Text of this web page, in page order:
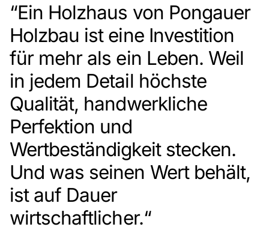
“Ein Holzhaus von Pongauer
Holzbau ist eine Investition
für mehr als ein Leben. Weil
in jedem Detail höchste
Qualität, handwerkliche
Perfektion und
Wertbeständigkeit stecken.
Und was seinen Wert behält,
ist auf Dauer
wirtschaftlicher.“